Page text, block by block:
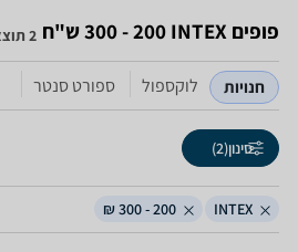
פופים ‏INTEX ‏200 - 300 ‏ש"ח 2 תוצאות
חנויות לוקספול ספורט סנטר
סינון(2)
INTEX
200 - 300 ₪